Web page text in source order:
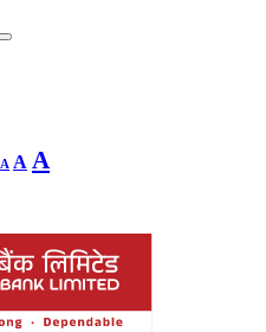
A
Decrease
font
A Reset
font
A